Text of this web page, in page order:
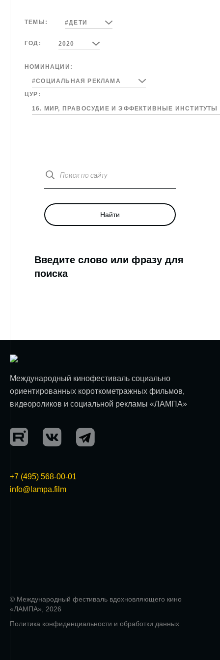
ТЕМЫ: #ДЕТИ
ГОД: 2020
НОМИНАЦИИ:
#СОЦИАЛЬНАЯ РЕКЛАМА
ЦУР:
16. МИР, ПРАВОСУДИЕ И ЭФФЕКТИВНЫЕ ИНСТИТУТЫ
Поиск по сайту
Найти
Введите слово или фразу для
поиска
Международный кинофестиваль социально
ориентированных короткометражных фильмов,
видеороликов и социальной рекламы «ЛАМПА»
+7 (495) 568-00-01
info@lampa.film
© Международный фестиваль вдохновляющего кино
«ЛАМПА», 2026
Политика конфиденциальности и обработки данных